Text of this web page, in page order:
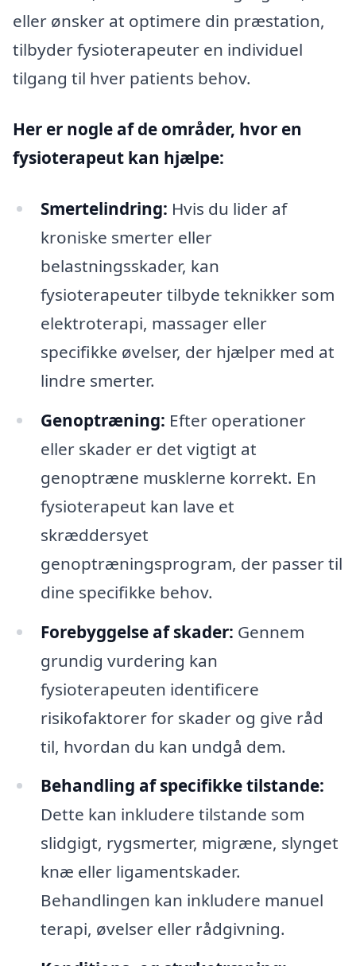
eller ønsker at optimere din præstation,
tilbyder fysioterapeuter en individuel
tilgang til hver patients behov.
Her er nogle af de områder, hvor en
fysioterapeut kan hjælpe:
Smertelindring: Hvis du lider af
kroniske smerter eller
belastningsskader, kan
fysioterapeuter tilbyde teknikker som
elektroterapi, massager eller
specifikke øvelser, der hjælper med at
lindre smerter.
Genoptræning: Efter operationer
eller skader er det vigtigt at
genoptræne musklerne korrekt. En
fysioterapeut kan lave et
skræddersyet
genoptræningsprogram, der passer til
dine specifikke behov.
Forebyggelse af skader: Gennem
grundig vurdering kan
fysioterapeuten identificere
risikofaktorer for skader og give råd
til, hvordan du kan undgå dem.
Behandling af specifikke tilstande:
Dette kan inkludere tilstande som
slidgigt, rygsmerter, migræne, slynget
knæ eller ligamentskader.
Behandlingen kan inkludere manuel
terapi, øvelser eller rådgivning.